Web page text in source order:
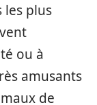
les plus
ou à
amusants
de